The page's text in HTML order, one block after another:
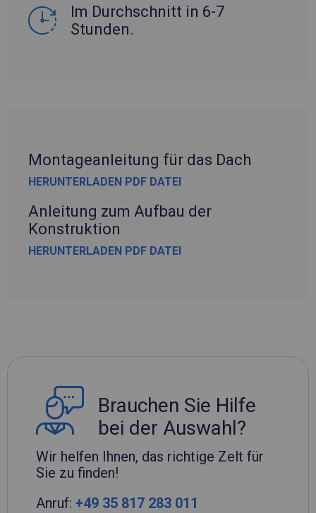
Im Durchschnitt in 6-7
Stunden.
Montageanleitung für das Dach
HERUNTERLADEN PDF DATEI
Anleitung zum Aufbau der
Konstruktion
HERUNTERLADEN PDF DATEI
Brauchen Sie Hilfe
bei der Auswahl?
Wir helfen Ihnen, das richtige Zelt für
Sie zu finden!
Anruf: +49 35 817 283 011